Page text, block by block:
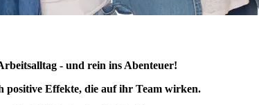
- und rein ins Abenteuer!
positive Effekte, die auf ihr Team wirken.